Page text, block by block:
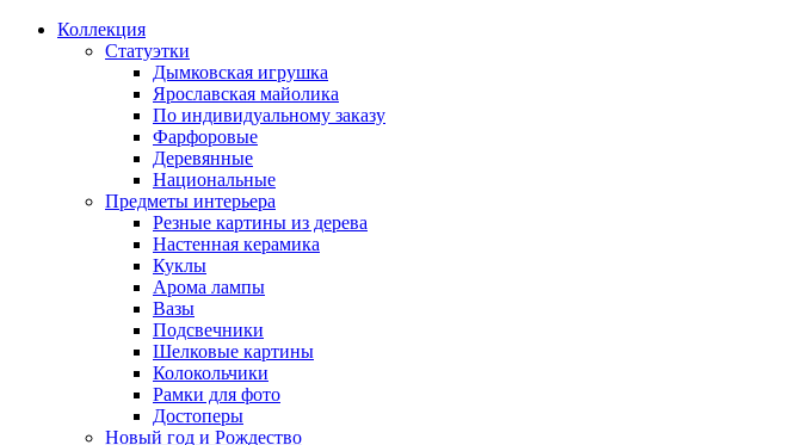
Коллекция
Статуэтки
Дымковская игрушка
Ярославская майолика
По индивидуальному заказу
Фарфоровые
Деревянные
Национальные
Предметы интерьера
Резные картины из дерева
Настенная керамика
Куклы
Арома лампы
Вазы
Подсвечники
Шелковые картины
Колокольчики
Рамки для фото
Достоперы
Новый год и Рождество